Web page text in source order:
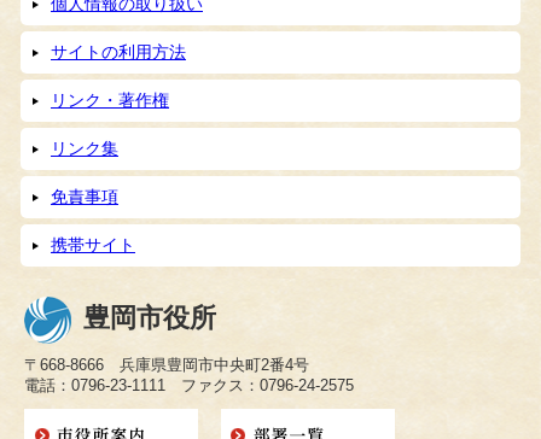
個人情報の取り扱い
サイトの利用方法
リンク・著作権
リンク集
免責事項
携帯サイト
豊岡市役所
〒668-8666 兵庫県豊岡市中央町2番4号
電話：0796-23-1111 ファクス：0796-24-2575